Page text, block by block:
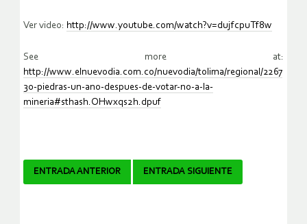
Ver video: http://www.youtube.com/watch?v=dujfcpuTf8w
See more at:
http://www.elnuevodia.com.co/nuevodia/tolima/regional/2267
30-piedras-un-ano-despues-de-votar-no-a-la-
mineria#sthash.OHwxqs2h.dpuf
Navegador
ENTRADA ANTERIOR ENTRADA SIGUIENTE